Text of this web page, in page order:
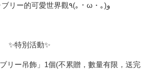
帶你進入喫茶ラブリー的可愛世界觀٩(｡・ω・｡)و
✨特別活動✨
リー吊飾」1個(不累贈，數量有限，送